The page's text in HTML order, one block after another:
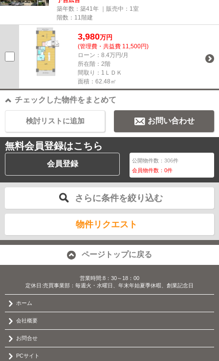
築年数：築41年 ｜販売中： 1室
階数：11階建
3,980万円
(管理費・共益費 11,500円)
ローン：8.4万円/月
所在階：2階
間取り：1ＬＤＫ
面積：62.48㎡
チェックした物件をまとめて
お問い合わせ
検討リストに追加
無料会員登録はこちら
会員登録 公開物件数：306件
会員物件数：0件
さらに条件を絞り込む
物件リクエスト
ページトップに戻る
営業時間:8：30～18：00
定休日:売買事業部：毎週火・水曜日、年末年始夏季休暇、創業記念日
ホーム
会社概要
お問合せ
PCサイト